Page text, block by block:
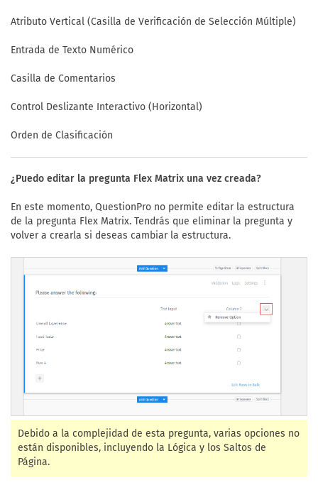
Atributo Vertical (Casilla de Verificación de Selección Múltiple)
Entrada de Texto Numérico
Casilla de Comentarios
Control Deslizante Interactivo (Horizontal)
Orden de Clasificación
¿Puedo editar la pregunta Flex Matrix una vez creada?
En este momento, QuestionPro no permite editar la estructura
de la pregunta Flex Matrix. Tendrás que eliminar la pregunta y
volver a crearla si deseas cambiar la estructura.
Debido a la complejidad de esta pregunta, varias opciones no
están disponibles, incluyendo la Lógica y los Saltos de
Página.